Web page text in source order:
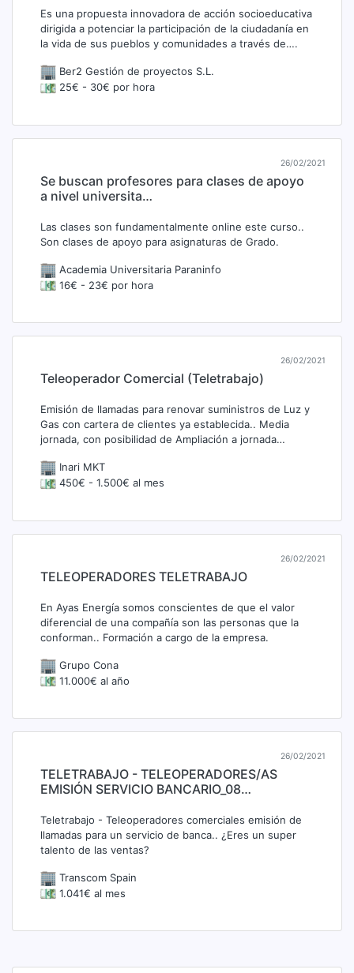
Es una propuesta innovadora de acción socioeducativa
dirigida a potenciar la participación de la ciudadanía en
la vida de sus pueblos y comunidades a través de….
Ber2 Gestión de proyectos S.L.
25€ - 30€ por hora
26/02/2021
Se buscan profesores para clases de apoyo
a nivel universita…
Las clases son fundamentalmente online este curso..
Son clases de apoyo para asignaturas de Grado.
Academia Universitaria Paraninfo
16€ - 23€ por hora
26/02/2021
Teleoperador Comercial (Teletrabajo)
Emisión de llamadas para renovar suministros de Luz y
Gas con cartera de clientes ya establecida.. Media
jornada, con posibilidad de Ampliación a jornada…
Inari MKT
450€ - 1.500€ al mes
26/02/2021
TELEOPERADORES TELETRABAJO
En Ayas Energía somos conscientes de que el valor
diferencial de una compañía son las personas que la
conforman.. Formación a cargo de la empresa.
Grupo Cona
11.000€ al año
26/02/2021
TELETRABAJO - TELEOPERADORES/AS
EMISIÓN SERVICIO BANCARIO_08…
Teletrabajo - Teleoperadores comerciales emisión de
llamadas para un servicio de banca.. ¿Eres un super
talento de las ventas?
Transcom Spain
1.041€ al mes